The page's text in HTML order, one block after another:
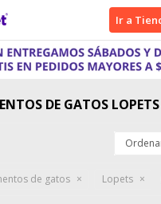
Ir a
DE GATOS LOPETS
de gatos Lopets